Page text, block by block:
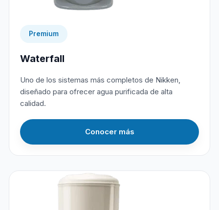
Premium
Waterfall
Uno de los sistemas más completos de Nikken,
diseñado para ofrecer agua purificada de alta
calidad.
Conocer más